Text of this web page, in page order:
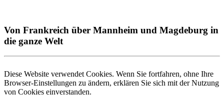
Von Frankreich über Mannheim und Magdeburg in
die ganze Welt
Diese Website verwendet Cookies. Wenn Sie fortfahren, ohne Ihre
Browser-Einstellungen zu ändern, erklären Sie sich mit der Nutzung
von Cookies einverstanden.